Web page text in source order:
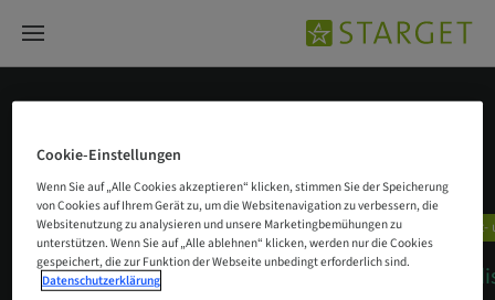
Schulungen und Kurse
Fort- und Weiterbildung
Lernen Sie bei Live-Operationen
Cookie-Einstellungen
Wenn Sie auf „Alle Cookies akzeptieren“ klicken, stimmen Sie der Speicherung
von Cookies auf Ihrem Gerät zu, um die Websitenavigation zu verbessern, die
Websitenutzung zu analysieren und unsere Marketingbemühungen zu
unterstützen. Wenn Sie auf „Alle ablehnen“ klicken, werden nur die Cookies
gespeichert, die zur Funktion der Webseite unbedingt erforderlich sind.
Datenschutzerklärung